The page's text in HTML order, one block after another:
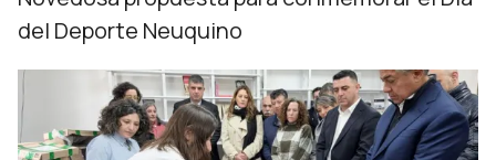
del Deporte Neuquino